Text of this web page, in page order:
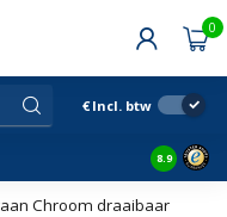
0
€ Incl. btw
Snelle
8.9
Chroom draaibaar